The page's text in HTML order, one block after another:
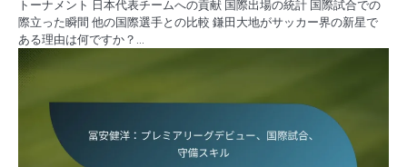
トーナメント 日本代表チームへの貢献 国際出場の統計 国際試合での
際立った瞬間 他の国際選手との比較 鎌田大地がサッカー界の新星で
ある理由は何ですか？…